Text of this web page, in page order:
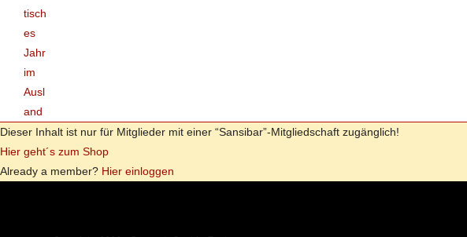
Die­ser In­halt ist nur für Mit­glie­der mit ei­ner “Sansibar”-Mitgliedschaft zu­gäng­lich!
Hier geht´s zum Shop
Al­re­a­dy a mem­ber? Hier ein­log­gen